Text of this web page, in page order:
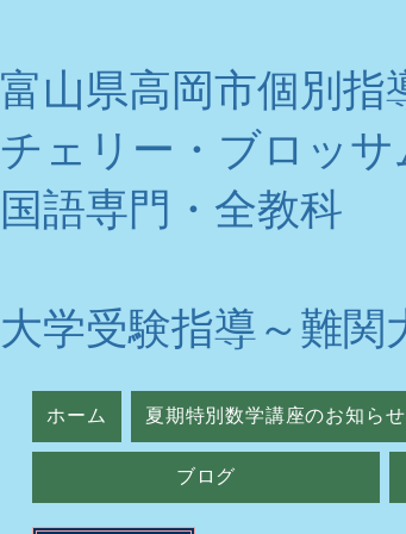
富山県高岡市個別指
チェリー・ブロッサ
​国語専門・全教科
大学受験指導～難関
ホーム 夏期特別数学講座のお知らせ
ブログ